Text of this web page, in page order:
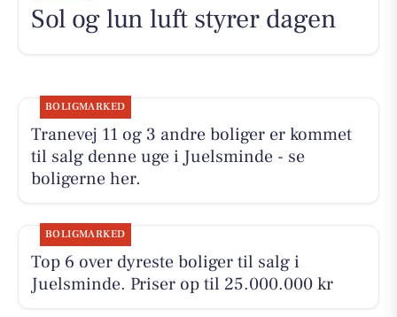
Sol og lun luft styrer dagen
BOLIGMARKED
Tranevej 11 og 3 andre boliger er kommet
til salg denne uge i Juelsminde - se
boligerne her.
BOLIGMARKED
Top 6 over dyreste boliger til salg i
Juelsminde. Priser op til 25.000.000 kr